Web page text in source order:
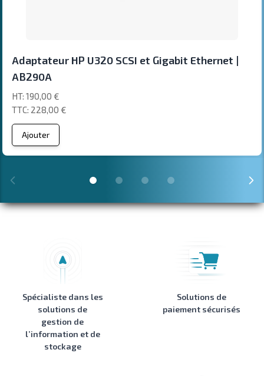
Adaptateur HP U320 SCSI et Gigabit Ethernet |
AB290A
228,00 €
190,00 €
Ajouter
Spécialiste dans les
solutions de
gestion de
l’information et de
stockage
Solutions de
paiement sécurisés